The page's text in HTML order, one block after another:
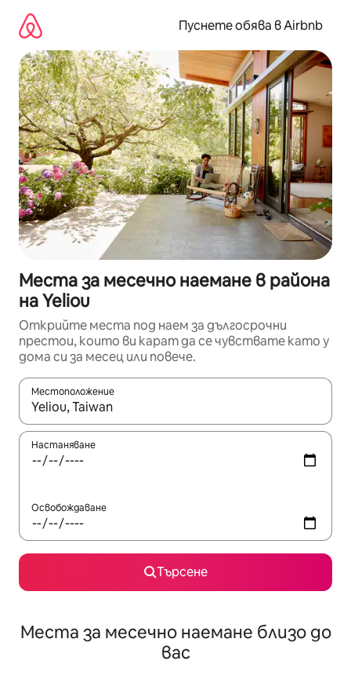
съдържанието
Пуснете обява в Airbnb
Места за месечно наемане в района
на Yeliou
Открийте места под наем за дългосрочни
престои, които ви карат да се чувствате като у
дома си за месец или повече.
Местоположение
Когато резултатите се покажат, използвайте
Настаняване
Освобождаване
Търсене
Места за месечно наемане близо до
вас